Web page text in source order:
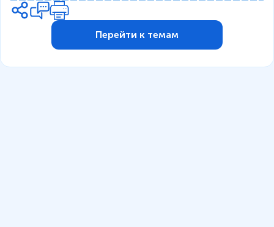
Перейти к темам